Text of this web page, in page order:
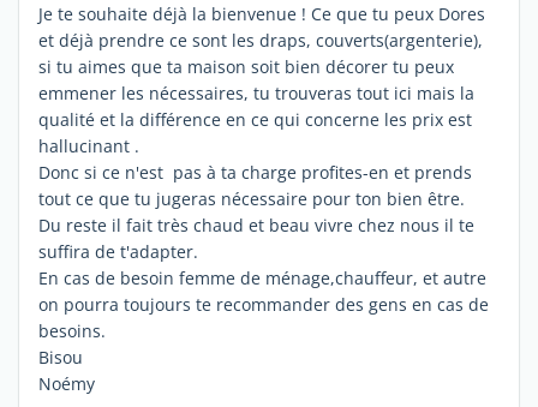
Je te souhaite déjà la bienvenue ! Ce que tu peux Dores
et déjà prendre ce sont les draps, couverts(argenterie),
si tu aimes que ta maison soit bien décorer tu peux
emmener les nécessaires, tu trouveras tout ici mais la
qualité et la différence en ce qui concerne les prix est
hallucinant .
Donc si ce n'est pas à ta charge profites-en et prends
tout ce que tu jugeras nécessaire pour ton bien être.
Du reste il fait très chaud et beau vivre chez nous il te
suffira de t'adapter.
En cas de besoin femme de ménage,chauffeur, et autre
on pourra toujours te recommander des gens en cas de
besoins.
Bisou
Noémy